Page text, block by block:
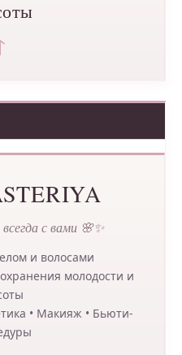
с вами 🌸✨
и волосами
молодости и
• Макияж • Бьюти-